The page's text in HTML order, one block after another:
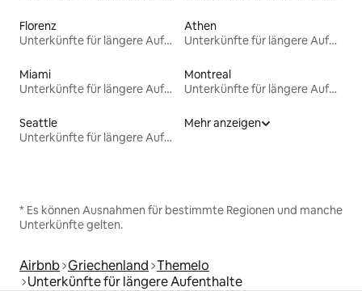
Florenz
Unterkünfte für längere Aufenthalte
Athen
Unterkünfte für längere Aufenthalte
Miami
Unterkünfte für längere Aufenthalte
Montreal
Unterkünfte für längere Aufenthalte
Seattle
Unterkünfte für längere Aufenthalte
Mehr anzeigen
* Es können Ausnahmen für bestimmte Regionen und manche
Unterkünfte gelten.
Airbnb Griechenland Themelo
Unterkünfte für längere Aufenthalte